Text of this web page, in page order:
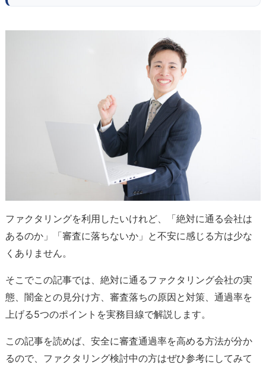
ファクタリングを利用したいけれど、「絶対に通る会社は
あるのか」「審査に落ちないか」と不安に感じる方は少な
くありません。
そこでこの記事では、絶対に通るファクタリング会社の実
態、闇金との見分け方、審査落ちの原因と対策、通過率を
上げる5つのポイントを実務目線で解説します。
この記事を読めば、安全に審査通過率を高める方法が分か
るので、ファクタリング検討中の方はぜひ参考にしてみて